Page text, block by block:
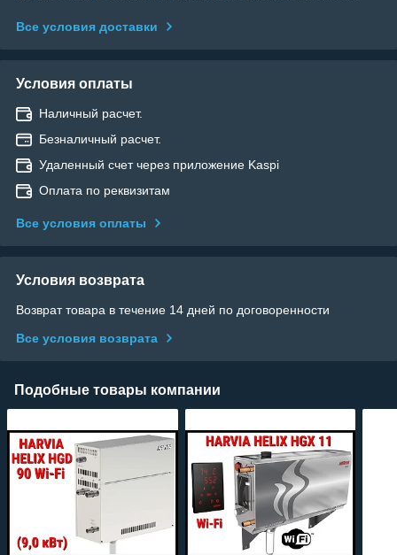
Все условия доставки
Условия оплаты
Наличный расчет.
Безналичный расчет.
Удаленный счет через приложение Kaspi
Оплата по реквизитам
Все условия оплаты
Условия возврата
Возврат товара в течение 14 дней по договоренности
Все условия возврата
Подобные товары компании